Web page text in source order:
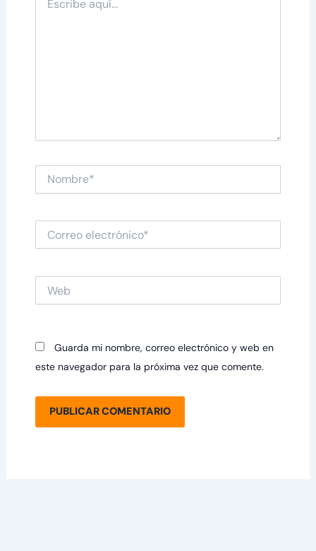
aquí...
Nombre*
electrónico*
Guarda mi nombre, correo electrónico y web en
este navegador para la próxima vez que comente.